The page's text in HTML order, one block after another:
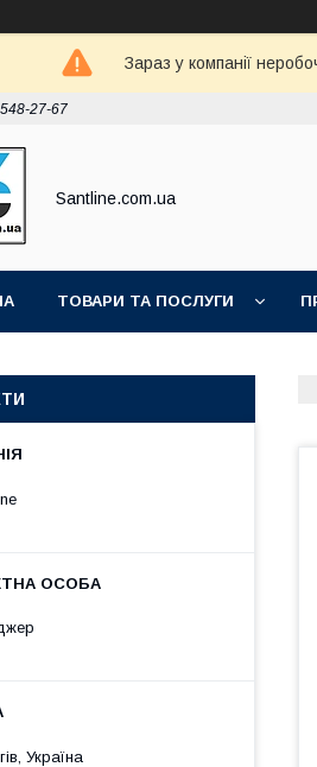
Зараз у компанії
27-67
Santline.com.ua
ТОВАРИ ТА ПОСЛУГИ
Україна